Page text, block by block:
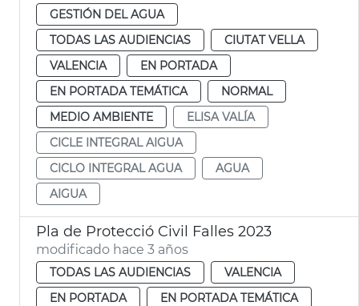
GESTIÓN DEL AGUA
TODAS LAS AUDIENCIAS
CIUTAT VELLA
VALENCIA
EN PORTADA
EN PORTADA TEMÁTICA
NORMAL
MEDIO AMBIENTE
ELISA VALÍA
CICLE INTEGRAL AIGUA
CICLO INTEGRAL AGUA
AGUA
AIGUA
Pla de Protecció Civil Falles 2023
modificado hace 3 años
TODAS LAS AUDIENCIAS
VALENCIA
EN PORTADA
EN PORTADA TEMÁTICA